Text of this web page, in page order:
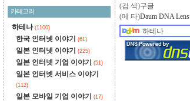
(검 색)구글
(메 타)Daum DNA Lens
카테고리
하테나 (1100)
한국 인터넷 이야기 (61)
일본 인터넷 이야기 (225)
일본 인터넷 기업 이야기 (51)
일본 인터넷 서비스 이야기
(112)
일본 모바일 기업 이야기 (17)